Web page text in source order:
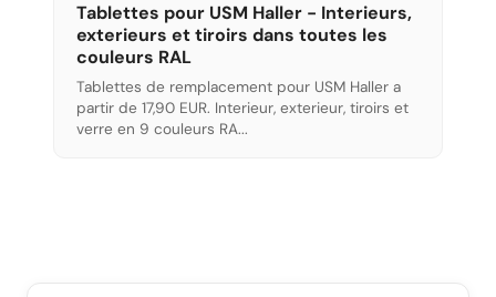
Tablettes pour USM Haller - Interieurs,
exterieurs et tiroirs dans toutes les
couleurs RAL
Tablettes de remplacement pour USM Haller a
partir de 17,90 EUR. Interieur, exterieur, tiroirs et
verre en 9 couleurs RA...